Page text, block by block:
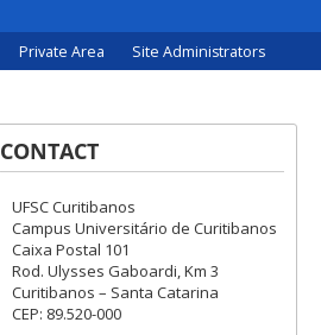
Private Area Site Administrators
CONTACT
UFSC Curitibanos
Campus Universitário de Curitibanos
Caixa Postal 101
Rod. Ulysses Gaboardi, Km 3
Curitibanos – Santa Catarina
CEP: 89.520-000